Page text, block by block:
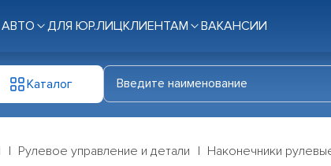
ДЛЯ ЮР.ЛИЦКЛИЕНТАМ ВАКАНСИИ
Каталог
Рулевое управление и детали Наконечники